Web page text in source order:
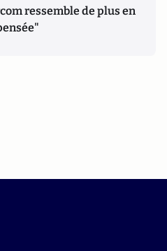
ressemble de plus en